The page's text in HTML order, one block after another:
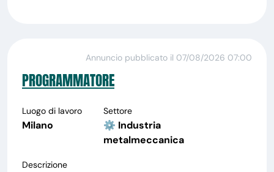
Annuncio pubblicato il 07/08/2026 07:00
PROGRAMMATORE
Luogo di lavoro
Milano
Settore
⚙️ Industria
metalmeccanica
Descrizione